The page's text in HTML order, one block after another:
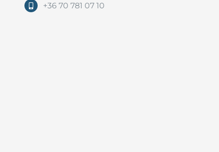
+36 70 781 07 10